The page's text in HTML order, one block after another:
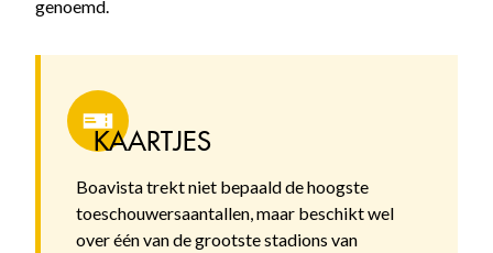
genoemd.
KAARTJES
Boavista trekt niet bepaald de hoogste
toeschouwersaantallen, maar beschikt wel
over één van de grootste stadions van